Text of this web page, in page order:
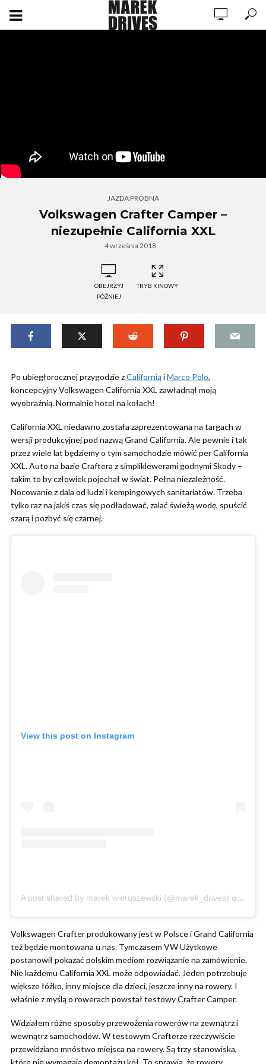
JAZDA PRÓBNA
Volkswagen Crafter Camper –
niezupełnie California XXL
4 września 2018
OBEJRZYJ
PÓŹNIEJ
TRYB KINOWY
Po ubiegłorocznej przygodzie zCaliforniąiMarco Polo,
koncepcyjny Volkswagen California XXL zawładnął moją
wyobraźnią. Normalnie hotel na kołach!
California XXL niedawno została zaprezentowana na targach w
wersji produkcyjnej pod nazwą Grand California. Ale pewnie i tak
przez wiele lat będziemy o tym samochodzie mówić per California
XXL. Auto na bazie Craftera z simpliklewerami godnymi Skody –
takim to by człowiek pojechał w świat. Pełna niezależność.
Nocowanie z dala od ludzi i kempingowych sanitariatów. Trzeba
tylko raz na jakiś czas się podładować, zalać świeżą wodę, spuścić
szarą i pozbyć się czarnej.
View this post on Instagram
A post shared by marek wieruszewski (@marek_drives) on
Volkswagen Crafter produkowany jest w Polsce i Grand California
też będzie montowana u nas. Tymczasem VW Użytkowe
postanowił pokazać polskim mediom rozwiązanie na zamówienie.
Nie każdemu California XXL może odpowiadać. Jeden potrzebuje
większe łóżko, inny miejsce dla dzieci, jeszcze inny na rowery. I
właśnie z myślą o rowerach powstał testowy Crafter Camper.
Widziałem różne sposoby przewożenia rowerów na zewnątrz i
wewnątrz samochodów. W testowym Crafterze rzeczywiście
przewidziano mnóstwo miejsca na rowery. Są trzy stanowiska,
które nie wymagają demontażu kół. To sprawia, że rowery